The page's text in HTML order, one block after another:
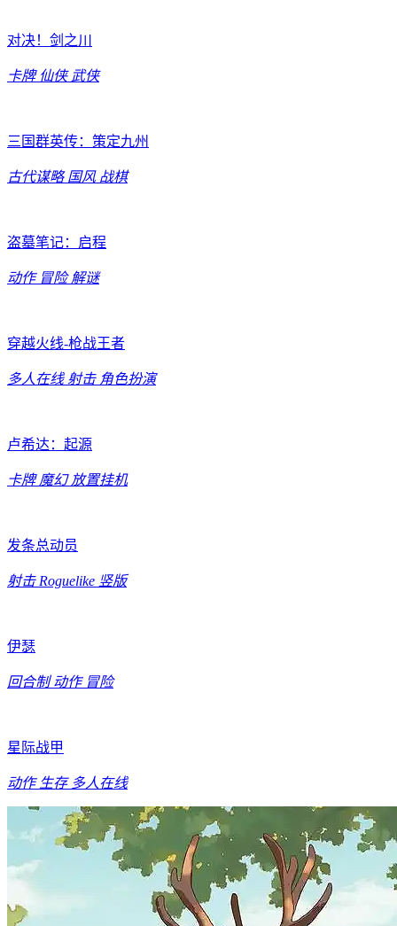
对决！剑之川
卡牌 仙侠 武侠
三国群英传：策定九州
古代谋略 国风 战棋
盗墓笔记：启程
动作 冒险 解谜
穿越火线-枪战王者
多人在线 射击 角色扮演
卢希达：起源
卡牌 魔幻 放置挂机
发条总动员
射击 Roguelike 竖版
伊瑟
回合制 动作 冒险
星际战甲
动作 生存 多人在线